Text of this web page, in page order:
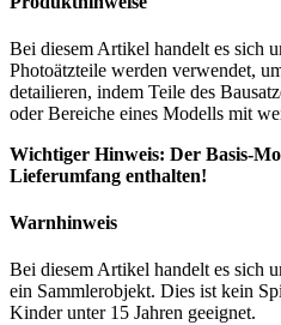
Bei diesem Artikel handelt es sich
Photoätzteile werden verwendet,
detailieren, indem Teile des
oder Bereiche eines Modells mit
Wichtiger Hinweis: Der Basis-
Lieferumfang enthalten!
Warnhinweis
Bei diesem Artikel handelt es sich
ein Sammlerobjekt. Dies ist kein
Kinder unter 15 Jahren geeignet.